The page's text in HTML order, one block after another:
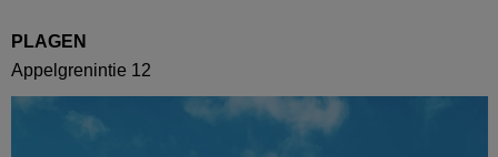
PLAGEN
Appelgrenintie 12